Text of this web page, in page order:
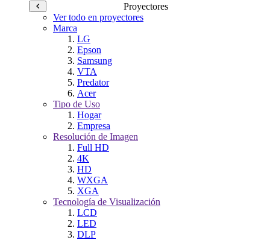
Proyectores
Ver todo en proyectores
Marca
LG
Epson
Samsung
VTA
Predator
Acer
Tipo de Uso
Hogar
Empresa
Resolución de Imagen
Full HD
4K
HD
WXGA
XGA
Tecnología de Visualización
LCD
LED
DLP